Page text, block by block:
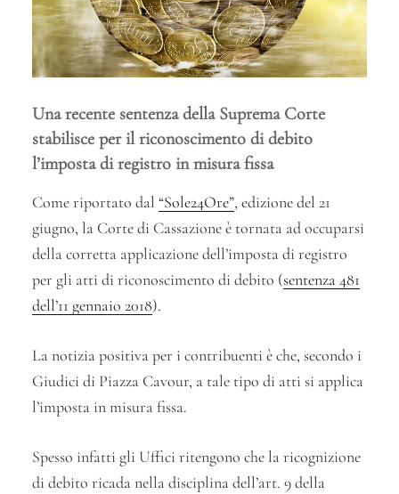
Una recente sentenza della Suprema Corte
stabilisce per il riconoscimento di debito
l’imposta di registro in misura fissa
Come riportato dal “Sole24Ore”, edizione del 21
giugno, la Corte di Cassazione è tornata ad occuparsi
della corretta applicazione dell’imposta di registro
per gli atti di riconoscimento di debito (sentenza 481
dell’11 gennaio 2018).
La notizia positiva per i contribuenti è che, secondo i
Giudici di Piazza Cavour, a tale tipo di atti si applica
l’imposta in misura fissa.
Spesso infatti gli Uffici ritengono che la ricognizione
di debito ricada nella disciplina dell’art. 9 della